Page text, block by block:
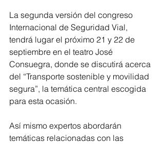
La segunda versión del congreso
Internacional de Seguridad Vial,
tendrá lugar el próximo 21 y 22 de
septiembre en el teatro José
Consuegra, donde se discutirá acerca
del “Transporte sostenible y movilidad
segura”, la temática central escogida
para esta ocasión.
Así mismo expertos abordarán
temáticas relacionadas con las